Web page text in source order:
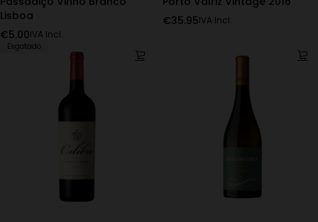
Lisboa
€5.00IVA Incl.
€35.95IVA Incl.
Esgotado